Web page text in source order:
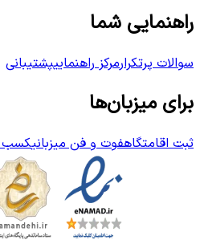
راهنمایی شما
سوالات پرتکرارمرکز راهنماییپشتیبانی
برای میزبان‌ها
ثبت اقامتگاهفوت و فن میزبانیکسب